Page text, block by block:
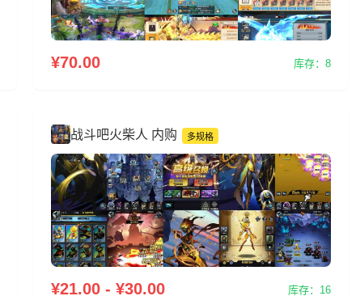
¥70.00 库存：8
战斗吧火柴人 内购 多规格
¥21.00 - ¥30.00 库存：16